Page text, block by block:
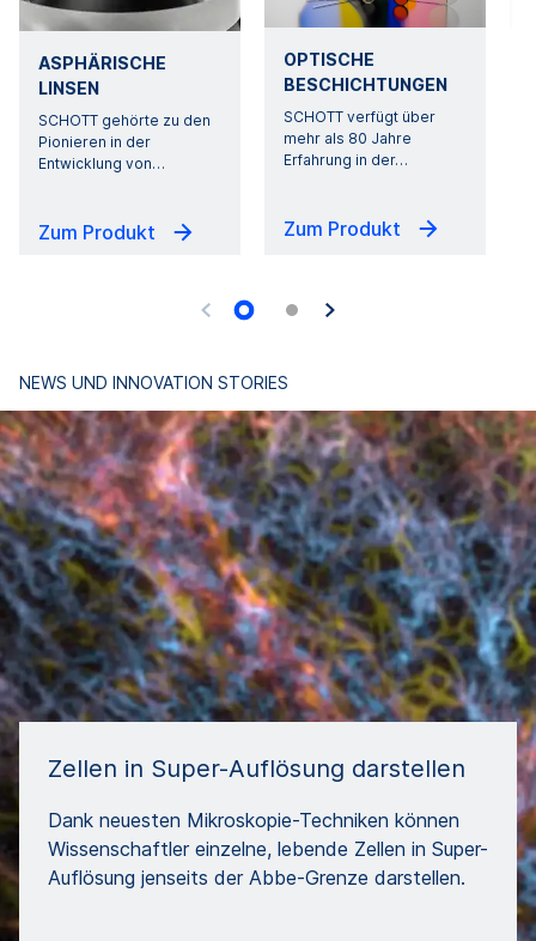
ASPHÄRISCHE
LINSEN
SCHOTT gehörte zu den
Pionieren in der
Entwicklung von…
Zum Produkt
OPTISCHE
BESCHICHTUNGEN
SCHOTT verfügt über
mehr als 80 Jahre
Erfahrung in der…
Zum Produkt
NEWS UND INNOVATION STORIES
Zellen in Super-Auflösung darstellen
Dank neuesten Mikroskopie-Techniken können
Wissenschaftler einzelne, lebende Zellen in Super-
Auflösung jenseits der Abbe-Grenze darstellen.